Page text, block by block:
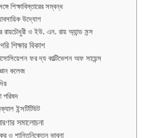
শিক্ষাবিস্তারের সম্বন্ধ
উদ্যোগ
ও ইউ. এন. রায় অ্যান্ড সন্স
শিক্ষার বিকাশ
ফর দ্য কাল্টিভেশন অফ সায়েন্স
কলেজ
পরিষদ
ইন্সটিটিউট
সমালোচনা
ও শান্তিনিকেতন ভাবনা